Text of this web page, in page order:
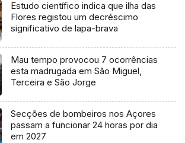
Estudo científico indica que ilha das
Flores registou um decréscimo
significativo de lapa-brava
Mau tempo provocou 7 ocorrências
esta madrugada em São Miguel,
Terceira e São Jorge
Secções de bombeiros nos Açores
passam a funcionar 24 horas por dia
em 2027